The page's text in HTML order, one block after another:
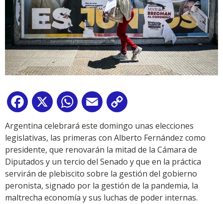
Facebook
X WhatsApp
Email
Link
Argentina celebrará este domingo unas elecciones
legislativas, las primeras con Alberto Fernández como
presidente, que renovarán la mitad de la Cámara de
Diputados y un tercio del Senado y que en la práctica
servirán de plebiscito sobre la gestión del gobierno
peronista, signado por la gestión de la pandemia, la
maltrecha economía y sus luchas de poder internas.